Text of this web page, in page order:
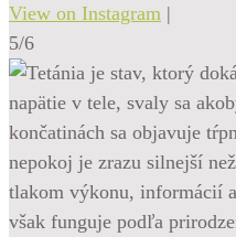
View on Instagram |
5/6